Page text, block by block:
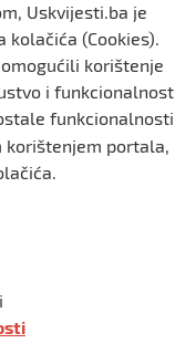
u
i
u
u jeku
Uskvijesti.ba je
(Cookies).
korištenje
i funkcionalnost
funkcionalnosti
portala,